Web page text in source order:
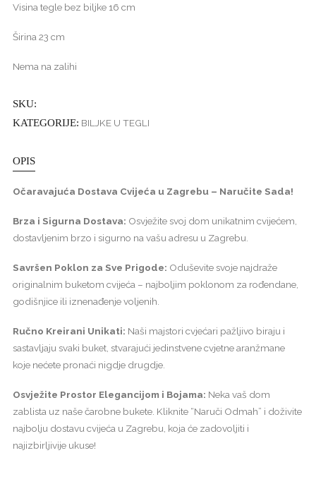
Visina tegle bez biljke 16 cm
Širina 23 cm
Nema na zalihi
SKU:
KATEGORIJE: BILJKE U TEGLI
OPIS
Očaravajuća Dostava Cvijeća u Zagrebu – Naručite Sada!
Brza i Sigurna Dostava: Osvježite svoj dom unikatnim cvijećem,
dostavljenim brzo i sigurno na vašu adresu u Zagrebu.
Savršen Poklon za Sve Prigode: Oduševite svoje najdraže
originalnim buketom cvijeća – najboljim poklonom za rođendane,
godišnjice ili iznenađenje voljenih.
Ručno Kreirani Unikati: Naši majstori cvjećari pažljivo biraju i
sastavljaju svaki buket, stvarajući jedinstvene cvjetne aranžmane
koje nećete pronaći nigdje drugdje.
Osvježite Prostor Elegancijom i Bojama: Neka vaš dom
zablista uz naše čarobne bukete. Kliknite “Naruči Odmah” i doživite
najbolju dostavu cvijeća u Zagrebu, koja će zadovoljiti i
najizbirljivije ukuse!